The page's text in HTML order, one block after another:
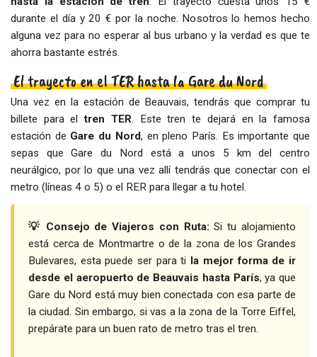
durante el día y 20 € por la noche. Nosotros lo hemos hecho
alguna vez para no esperar al bus urbano y la verdad es que te
ahorra bastante estrés.
El trayecto en el TER hasta la Gare du Nord
Una vez en la estación de Beauvais, tendrás que comprar tu
billete para eltren TER. Este tren te dejará en la famosa
estación de Gare du Nord, en pleno París. Es importante que
sepas que Gare du Nord está a unos 5 km del centro
neurálgico, por lo que una vez allí tendrás que conectar con el
metro (líneas 4 o 5) o el RER para llegar a tu hotel.
💡 Consejo de Viajeros con Ruta: Si tu alojamiento
está cerca de Montmartre o de la zona de los Grandes
Bulevares, esta puede ser para ti la mejor forma de ir
desde el aeropuerto de Beauvais hasta París, ya que
Gare du Nord está muy bien conectada con esa parte de
la ciudad. Sin embargo, si vas a la zona de la Torre Eiffel,
prepárate para un buen rato de metro tras el tren.